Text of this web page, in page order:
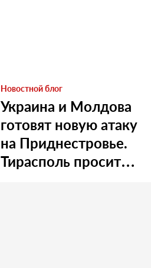
Новостной блог
Украина и Молдова
готовят новую атаку
на Приднестровье.
Тирасполь просит